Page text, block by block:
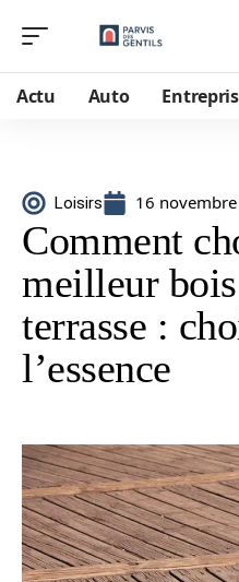
Actu Auto
Loisirs 16
Comment
meilleur
terrasse :
l’essence